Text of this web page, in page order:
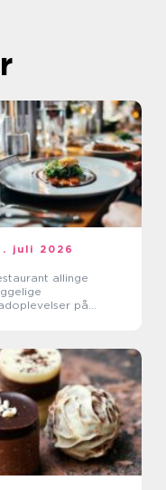
juli 2026
allinge
på